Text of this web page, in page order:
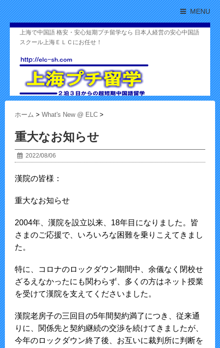
MENU
上海で中国語 格安・安心短期プチ留学なら 日本人経営の安心中国語
スクール上海ＥＬＣにお任せ！
ホーム > What's New @ ELC >
重大なお知らせ
2022/08/06
漢院の皆様：
重大なお知らせ
2004年、漢院を設立以来、18年目になりました。皆
さまのご応援で、いろいろな困難を乗りこえてきまし
た。
特に、コロナのロックダウン期間中、余儀なく閉校せ
ざるえなかったにも関わらず、多くの方はネット授業
を受けて漢院を支えてくださいました。
漢院老房子の三回目の5年間契約満了につき、従来通
りに、関係先と契約継続の交渉を続けてきましたが、
今年のロックダウン終了後、お互いに裁判所に判断を